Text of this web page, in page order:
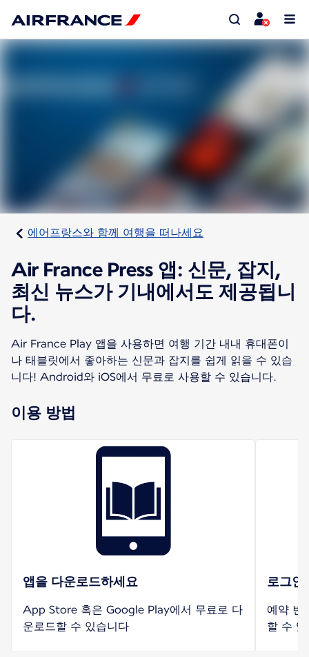
에어프랑스와 함께 여행을 떠나세요
Air France Press 앱: 신문, 잡지,
최신 뉴스가 기내에서도 제공됩니
다.
Air France Play 앱을 사용하면 여행 기간 내내 휴대폰이
나 태블릿에서 좋아하는 신문과 잡지를 쉽게 읽을 수 있습
니다! Android와 iOS에서 무료로 사용할 수 있습니다.
이용 방법
앱을 다운로드하세요
App Store 혹은 Google Play에서 무료로 다
운로드할 수 있습니다
로그인
예약 번
할 수